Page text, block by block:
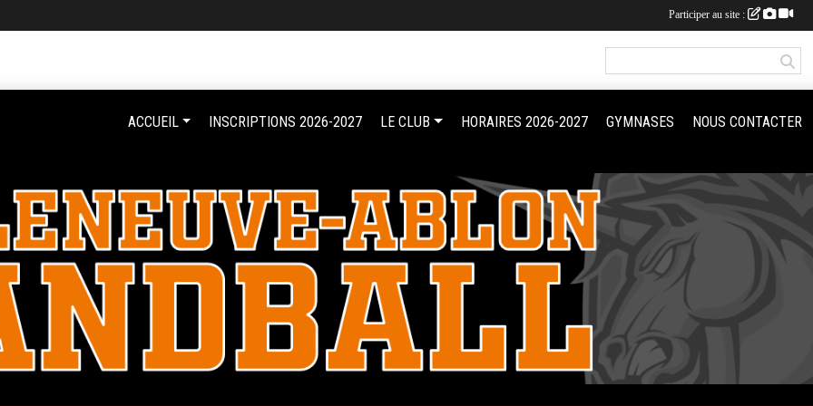
ACCUEIL INSCRIPTIONS 2026-2027 LE CLUB HORAIRES 2026-2027 GYMNASES NOUS CONTACTER
Participer au site :